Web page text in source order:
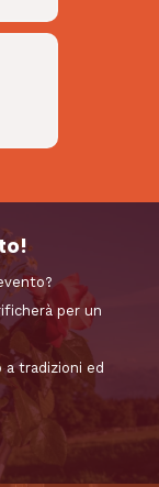
per un
tradizioni ed